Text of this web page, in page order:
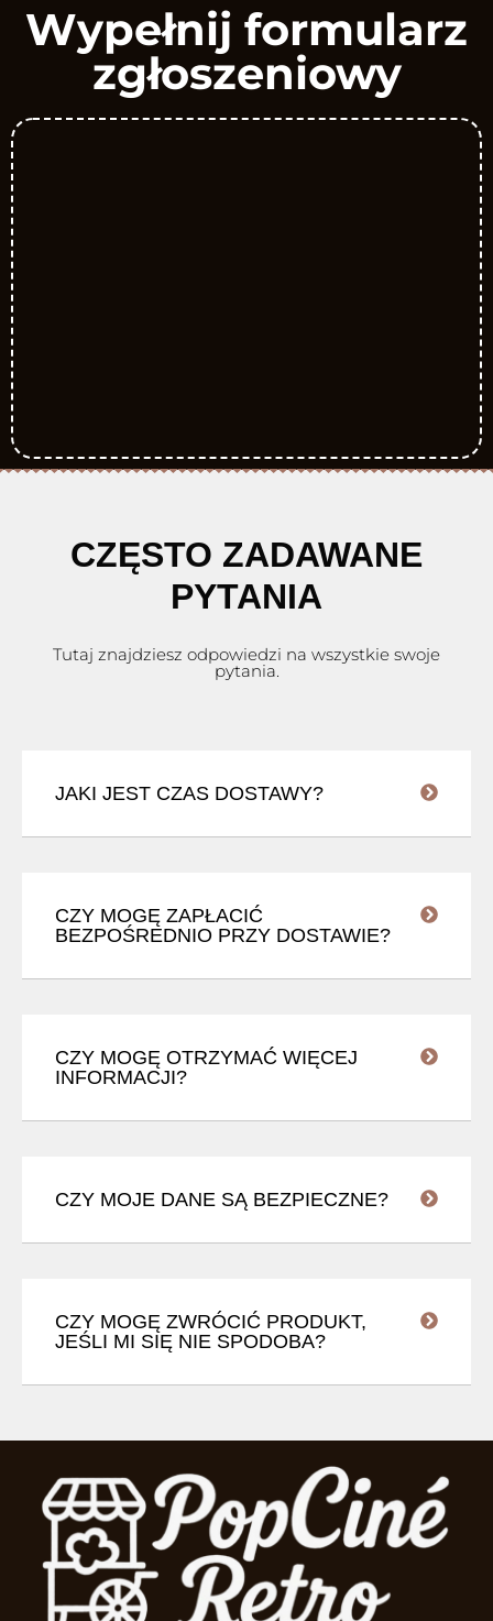
Wypełnij formularz
zgłoszeniowy
CZĘSTO ZADAWANE
PYTANIA
Tutaj znajdziesz odpowiedzi na wszystkie swoje
pytania.
JAKI JEST CZAS DOSTAWY?
CZY MOGĘ ZAPŁACIĆ
BEZPOŚREDNIO PRZY DOSTAWIE?
CZY MOGĘ OTRZYMAĆ WIĘCEJ
INFORMACJI?
CZY MOJE DANE SĄ BEZPIECZNE?
CZY MOGĘ ZWRÓCIĆ PRODUKT,
JEŚLI MI SIĘ NIE SPODOBA?